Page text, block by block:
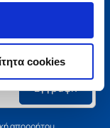
cookies
πρώτοι όλα τα
εκδηλώσεις μας.
Εγγραφή